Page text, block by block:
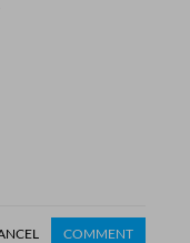
COMMENT